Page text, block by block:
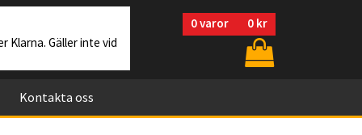
0varor 0 kr
Klarna. Gäller inte vid
Kontakta oss